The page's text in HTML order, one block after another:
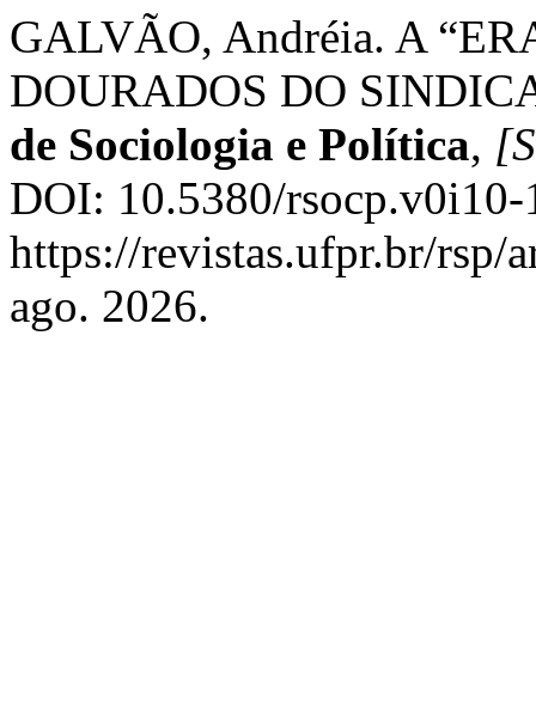
GALVÃO, Andréia. A
DOURADOS DO
de Sociologia e Política,
DOI: 10.5380/
https://revistas.ufpr.br/rsp/
ago. 2026.